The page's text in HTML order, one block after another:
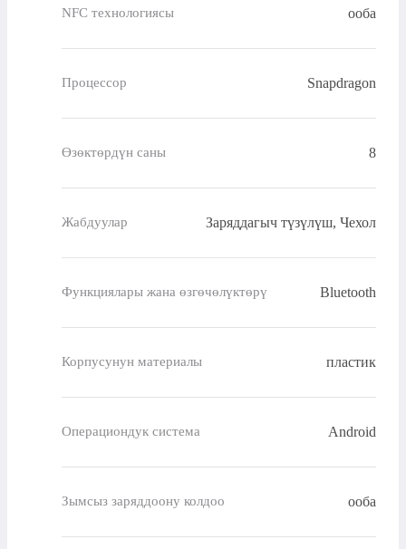
NFC технологиясы ооба
Процессор Snapdragon
Өзөктөрдүн саны 8
Жабдуулар Заряддагыч түзүлүш, Чехол
Функциялары жана өзгөчөлүктөрү Bluetooth
Корпусунун материалы пластик
Операциондук система Android
Зымсыз заряддоону колдоо ооба